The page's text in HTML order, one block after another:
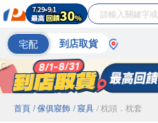
宅配 到店取貨
首頁 / 傢俱寢飾 / 寢具 / 枕頭．枕套